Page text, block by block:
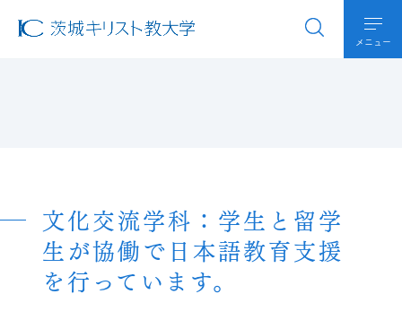
メニュー
文化交流学科：学生と留学
生が協働で日本語教育支援
を行っています。